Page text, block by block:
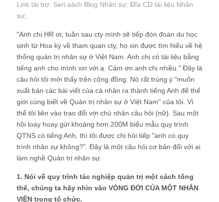
Link tài trợ: Seri sách Blog Nhân sự; Đĩa CD tài liệu Nhân
sự;
"Anh chị HR ơi, tuần sau cty mình sẽ tiếp đón đoàn du học
sinh từ Hoa kỳ về tham quan cty, họ xin được tìm hiểu về hệ
thống quản trị nhân sự ở Việt Nam. Anh chị có tài liệu bằng
tiếng anh cho mình xin với ạ. Cảm ơn anh chị nhiều." Đây là
câu hỏi tôi mới thấy trên cộng đồng. Nó rất trúng ý "muốn
xuất bản các bài viết của cá nhân ra thành tiếng Anh để thế
giới cùng biết về Quản trị nhân sự ở Việt Nam" của tôi. Vì
thế tôi liên vào trao đổi với chủ nhân câu hỏi (nữ). Sau một
hồi loay hoay gửi khoảng hơn 200M biểu mẫu quy trình
QTNS có tiếng Anh, thì tôi được chị hỏi tiếp "anh có quy
trình nhân sự không?". Đây là một câu hỏi cơ bản đối với ai
làm nghề Quản trị nhân sự.
1. Nói về quy trình tác nghiệp quản trị một cách tổng
thể, chúng ta hãy nhìn vào VÒNG ĐỜI CỦA MỘT NHÂN
VIÊN trong tổ chức.